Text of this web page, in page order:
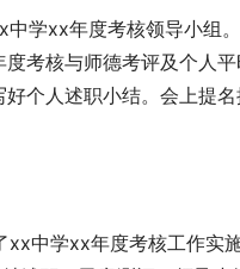
学xx年度考核领导小组
考核与师德考评及个人
个人述职小结。会上提
中学xx年度考核工作实